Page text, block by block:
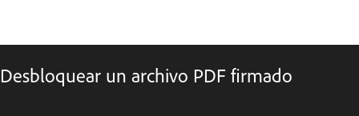
Desbloquear un archivo PDF firmado